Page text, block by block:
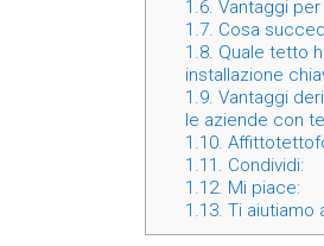
1.6. Vantaggi
1.7. Cosa
1.8. Quale tetto
installazione
1.9. Vantaggi
le aziende con
1.10.
1.11. Condividi:
1.12. Mi piace:
1.13. Ti aiutiamo